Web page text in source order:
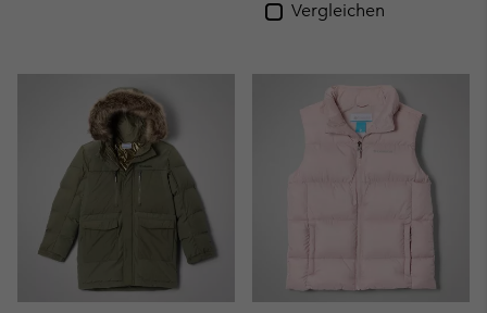
Vergleichen